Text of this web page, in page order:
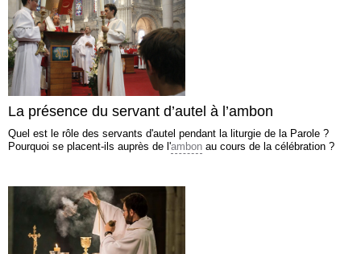
La présence du servant d’autel à l’ambon
Quel est le rôle des servants d'autel pendant la liturgie de la Parole ?
Pourquoi se placent-ils auprès de l'ambon au cours de la célébration ?